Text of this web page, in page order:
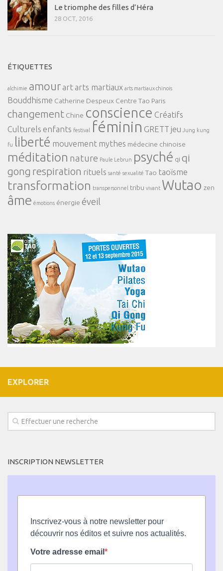
Le triomphe des filles d’Héra
28 OCT, 2016
ÉTIQUETTES
alchimie amour art arts martiaux arts martiaux chinois
Bouddhisme Catherine Despeux Centre Tao Paris
changement Chine conscience Créatifs
Culturels enfants festival féminin GRETT jeu Jung kung
fu liberté mouvement mythes médecine chinoise
méditation nature Paule Lebrun psyché qi qi
gong respiration rituels santé sexualité Tao taoïsme
transformation transpersonnel tribu vivant Wutao zen
âme émotions énergie éveil
EXPLORER
INSCRIPTION NEWSLETTER